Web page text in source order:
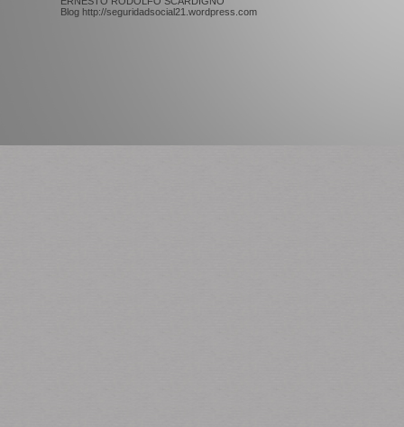
Blog http://seguridadsocial21.wordpress.com